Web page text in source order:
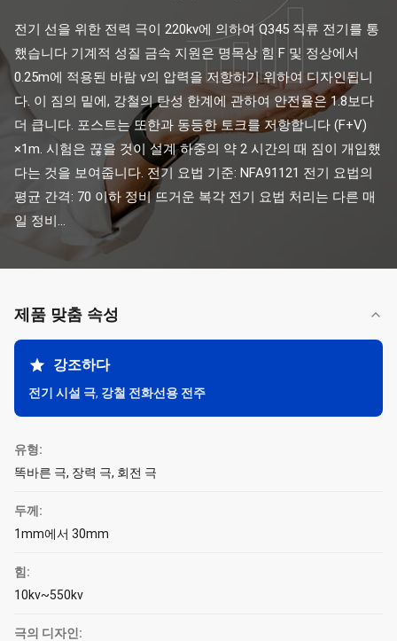
전기 선을 위한 전력 극이 220kv에 의하여 Q345 직류 전기를 통
했습니다 기계적 성질 금속 지원은 명목상 힘 F 및 정상에서
0.25m에 적용된 바람 v의 압력을 저항하기 위하여 디자인됩니
다. 이 짐의 밑에, 강철의 탄성 한계에 관하여 안전율은 1.8보다
더 큽니다. 포스트는 또한과 동등한 토크를 저항합니다 (F+V)
×1m. 시험은 끊을 것이 설계 하중의 약 2 시간의 때 짐이 개입했
다는 것을 보여줍니다. 전기 요법 기준: NFA91121 전기 요법의
평균 간격: 70 이하 정비 뜨거운 복각 전기 요법 처리는 다른 매
일 정비...
제품 맞춤 속성
강조하다
전기 시설 극, 강철 전화선용 전주
유형:
똑바른 극, 장력 극, 회전 극
두께:
1mm에서 30mm
힘:
10kv~550kv
극의 디자인: